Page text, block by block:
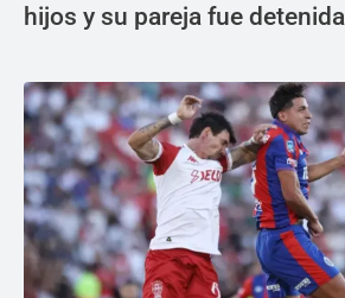
hijos y su pareja fue detenida